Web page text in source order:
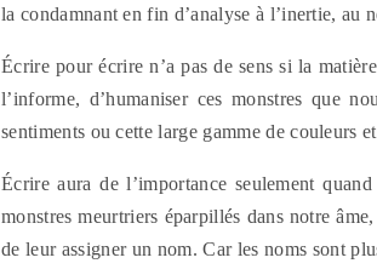
la condamnant en fin d’analyse à l’inertie, au
Écrire pour écrire n’a pas de sens si la
l’informe, d’humaniser ces monstres que
sentiments ou cette large gamme de couleurs
Écrire aura de l’importance seulement
monstres meurtriers éparpillés dans notre
de leur assigner un nom. Car les noms sont